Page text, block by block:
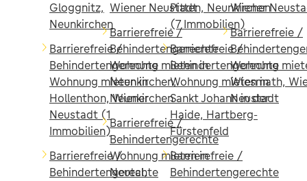
Gloggnitz,
Neunkirchen
Barrierefreie /
Behindertengerechte
Wohnung mieten in
Hollenthon, Wiener
Neustadt (1
Immobilien)
Barrierefreie /
Behindertengerechte
Wiener Neustadt
Barrierefreie /
Behindertengerechte
Wohnung mieten in
Neunkirchen,
Neunkirchen
Barrierefreie /
Behindertengerechte
Wohnung mieten in
Neutal,
Pitten, Neunkirchen
(7 Immobilien)
Barrierefreie /
Behindertengerechte
Wohnung mieten in
Sankt Johann in der
Haide, Hartberg-
Fürstenfeld
Barrierefreie /
Behindertengerechte
Wiener
Barrierefreie /
Wohnung
Wiesmath,
Neustadt